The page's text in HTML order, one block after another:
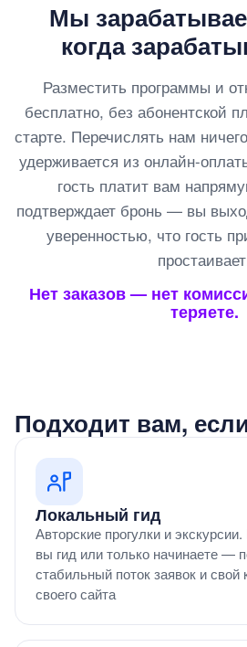
Мы
когда
Разместить программы и
бесплатно, без абонентской
старте. Перечислять нам
удерживается из онлайн-
гость платит вам
подтверждает бронь — вы
уверенностью, что гость
Нет заказов — нет
теряете.
Подходит вам,
Локальный гид
Авторские прогулки и
вы гид или только начинаете —
стабильный поток заявок и
своего сайта